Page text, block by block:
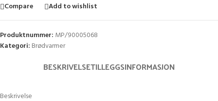
Compare Add to wishlist
Produktnummer: MP/90005068
Kategori: Brødvarmer
BESKRIVELSETILLEGGSINFORMASJON
Beskrivelse